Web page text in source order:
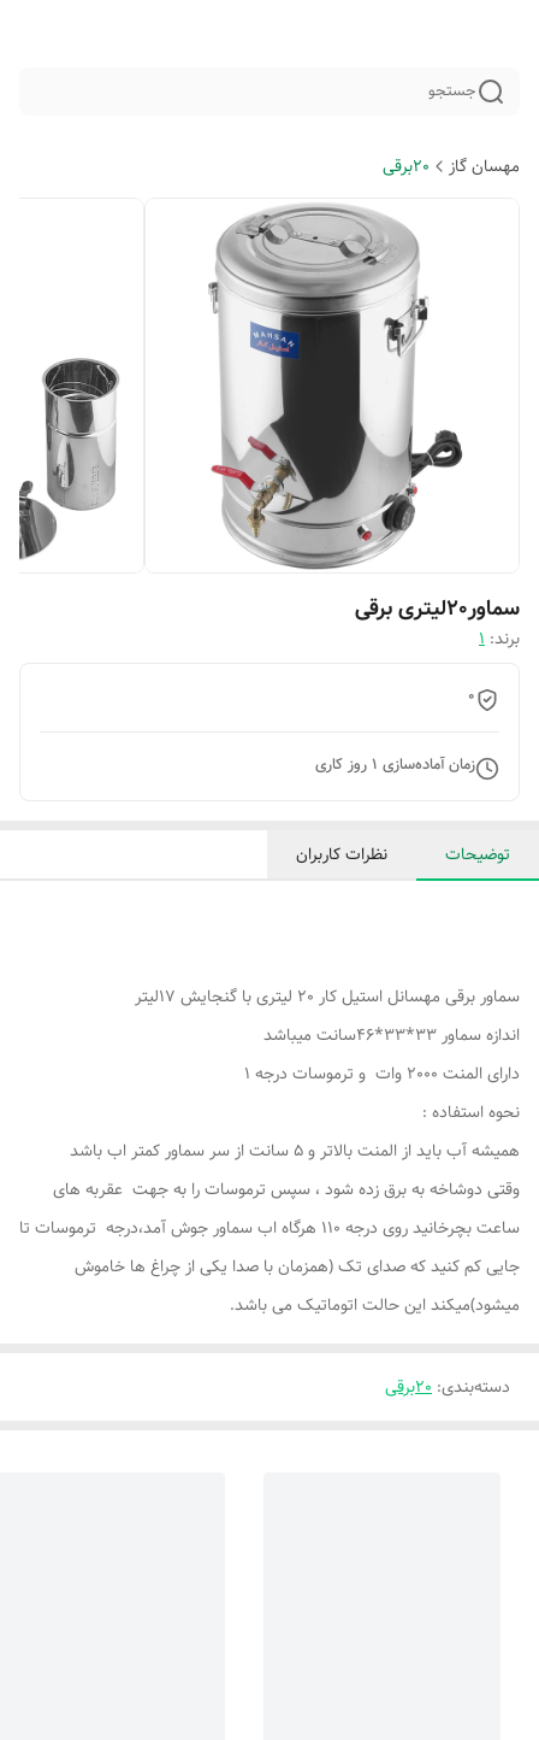
جستجو
مهسان گاز 20برقی
سماور20لیتری برقی
برند: 1
0
زمان آماده‌سازی 1روز کاری
توضیحات نظرات کاربران
سماور برقی مهسانل استیل کار 20 لیتری با گنجایش 17لیتر
اندازه سماور 33*33*46سانت میباشد
دارای المنت 2000 وات و ترموسات درجه 1
نحوه استفاده :
همیشه آب باید از المنت بالاتر و 5 سانت از سر سماور کمتر اب باشد
وقتی دوشاخه به برق زده شود ، سپس ترموسات را به جهت عقربه های
ساعت بچرخانید روی درجه 110 هرگاه اب سماور جوش آمد،درجه ترموسات تا
جایی کم کنید که صدای تک (همزمان با صدا یکی از چراغ ها خاموش
میشود)میکند این حالت اتوماتیک می باشد.
دسته‌بندی: 20برقی